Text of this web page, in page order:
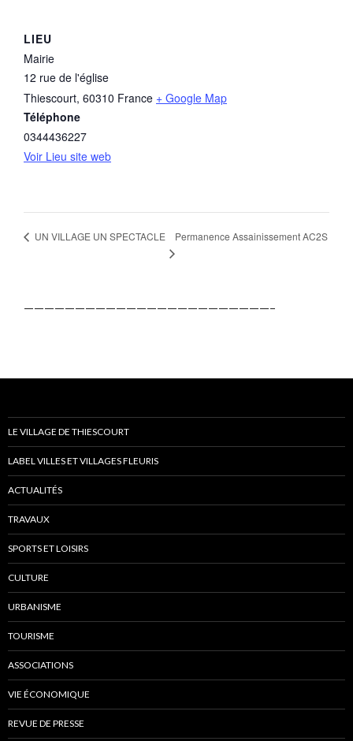
LIEU
Mairie
12 rue de l'église
Thiescourt, 60310 France + Google Map
Téléphone
0344436227
Voir Lieu site web
UN VILLAGE UN SPECTACLE Permanence Assainissement AC2S
————————————————————————–
LE VILLAGE DE THIESCOURT
LABEL VILLES ET VILLAGES FLEURIS
ACTUALITÉS
TRAVAUX
SPORTS ET LOISIRS
CULTURE
URBANISME
TOURISME
ASSOCIATIONS
VIE ÉCONOMIQUE
REVUE DE PRESSE